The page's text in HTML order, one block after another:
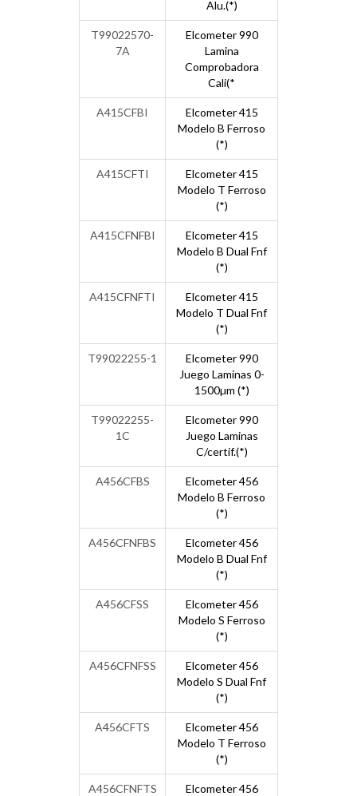
Alu.(*)
T99022570-
7A
Elcometer 990
Lamina
Comprobadora
Cali(*
A415CFBI
Elcometer 415
Modelo B Ferroso
(*)
A415CFTI
Elcometer 415
Modelo T Ferroso
(*)
A415CFNFBI
Elcometer 415
Modelo B Dual Fnf
(*)
A415CFNFTI
Elcometer 415
Modelo T Dual Fnf
(*)
T99022255-1
Elcometer 990
Juego Laminas 0-
1500µm (*)
T99022255-
1C
Elcometer 990
Juego Laminas
C/certif.(*)
A456CFBS
Elcometer 456
Modelo B Ferroso
(*)
A456CFNFBS
Elcometer 456
Modelo B Dual Fnf
(*)
A456CFSS
Elcometer 456
Modelo S Ferroso
(*)
A456CFNFSS
Elcometer 456
Modelo S Dual Fnf
(*)
A456CFTS
Elcometer 456
Modelo T Ferroso
(*)
A456CFNFTS
Elcometer 456